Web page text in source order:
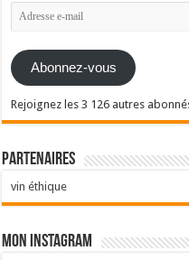
Adresse
e-
Abonnez-vous
Rejoignez les 3 126 autres
Partenaires
vin éthique
Mon Instagram